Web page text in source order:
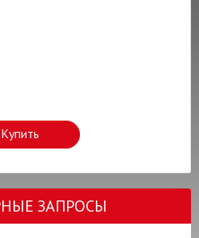
Купить
ЗАПРОСЫ